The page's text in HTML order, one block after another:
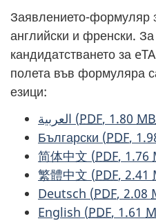
Заявлението-формуляр
английски и френски.
кандидатстването за
полета във формуляра
езици:
العربية (PDF, 1.80 MB
Български (PDF,
简体中文 (PDF, 1.76
繁體中文 (PDF, 2.41
Deutsch (PDF, 2.08
English (PDF, 1.61